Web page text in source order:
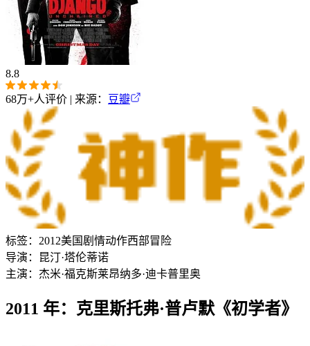
8.8
68万+人评价 | 来源： 豆瓣
标签： 2012美国 剧情动作西部冒险
导演：
昆汀·塔伦蒂诺
主演： 杰米·福克斯莱昂纳多·迪卡普里奥
2011 年：克里斯托弗·普卢默《初学者》